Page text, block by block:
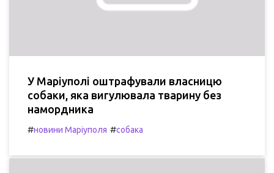
У Маріуполі оштрафували власницю
собаки, яка вигулювала тварину без
намордника
#новини Маріуполя #собака